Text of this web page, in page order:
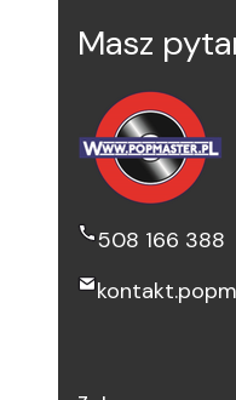
Masz
508 166 388